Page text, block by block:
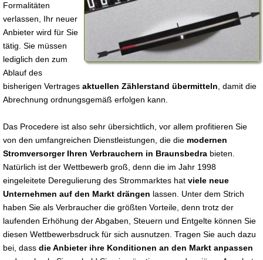
Formalitäten
verlassen, Ihr neuer
Anbieter wird für Sie
tätig. Sie müssen
lediglich den zum
Ablauf des
bisherigen Vertrages aktuellen Zählerstand übermitteln , damit die
Abrechnung ordnungsgemäß erfolgen kann.
Das Procedere ist also sehr übersichtlich, vor allem profitieren Sie
von den umfangreichen Dienstleistungen, die die modernen
Stromversorger Ihren Verbrauchern in Braunsbedra bieten.
Natürlich ist der Wettbewerb groß, denn die im Jahr 1998
eingeleitete Deregulierung des Strommarktes hat viele neue
Unternehmen auf den Markt drängen lassen. Unter dem Strich
haben Sie als Verbraucher die größten Vorteile, denn trotz der
laufenden Erhöhung der Abgaben, Steuern und Entgelte können Sie
diesen Wettbewerbsdruck für sich ausnutzen. Tragen Sie auch dazu
bei, dass die Anbieter ihre Konditionen an den Markt anpassen